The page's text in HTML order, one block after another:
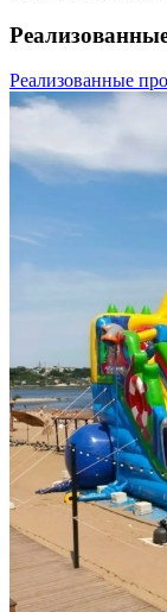
Реализованные